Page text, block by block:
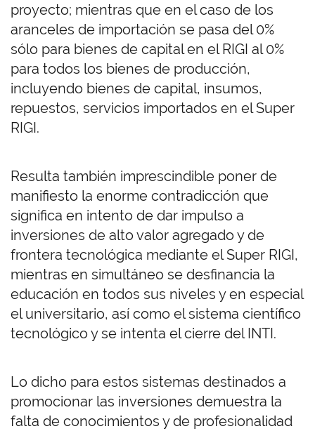
proyecto; mientras que en el caso de los
aranceles de importación se pasa del 0%
sólo para bienes de capital en el RIGI al 0%
para todos los bienes de producción,
incluyendo bienes de capital, insumos,
repuestos, servicios importados en el Super
RIGI.
Resulta también imprescindible poner de
manifiesto la enorme contradicción que
significa en intento de dar impulso a
inversiones de alto valor agregado y de
frontera tecnológica mediante el Super RIGI,
mientras en simultáneo se desfinancia la
educación en todos sus niveles y en especial
el universitario, así como el sistema científico
tecnológico y se intenta el cierre del INTI.
Lo dicho para estos sistemas destinados a
promocionar las inversiones demuestra la
falta de conocimientos y de profesionalidad